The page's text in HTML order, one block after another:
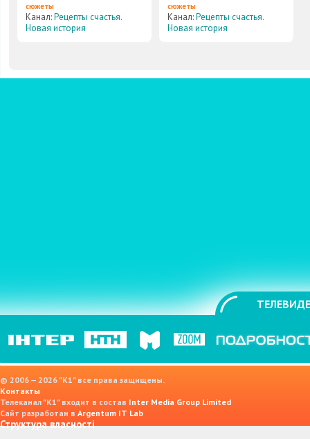
сюжеты
Канал:Рецепты счастья.
Новая история
сюжеты
Канал:Рецепты счастья.
Новая история
© 2006 — 2026 "K1" все права защищены.
Контакты
Телеканал "К1" входит в состав Inter Media Group Limited
Сайт разработан в Argentum IT Lab
Структура власності